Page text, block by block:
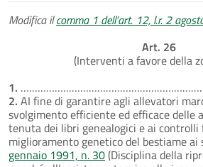
Modifica ilcomma 1 dell’art. 12, l.r. 2
Art. 26
(Interventi a favore della
1.
2. AI fine di garantire agli allevatori
svolgimento efficiente ed efficace delle
tenuta dei libri genealogici e ai
miglioramento genetico del bestiame ai
gennaio 1991, n. 30(Disciplina della